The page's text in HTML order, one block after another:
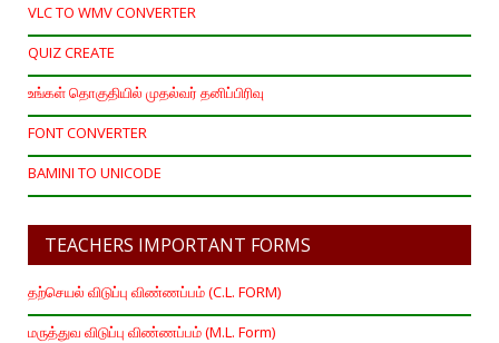
VLC TO WMV CONVERTER
QUIZ CREATE
உங்கள் தொகுதியில் முதல்வர் தனிப்பிரிவு
FONT CONVERTER
BAMINI TO UNICODE
TEACHERS IMPORTANT FORMS
தற்செயல் விடுப்பு விண்ணப்பம் (C.L. FORM)
மருத்துவ விடுப்பு விண்ணப்பம் (M.L. Form)